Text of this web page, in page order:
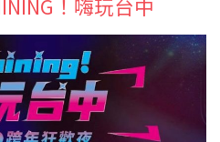
！嗨玩台中